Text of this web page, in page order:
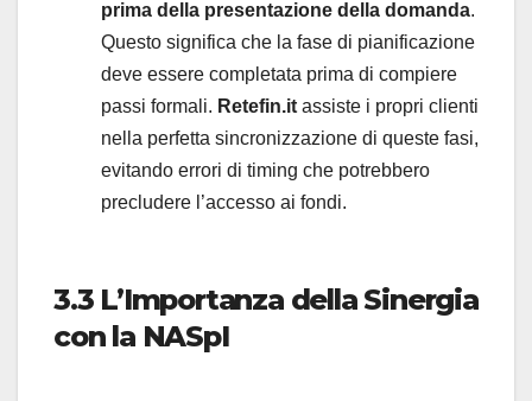
prima della presentazione della domanda.
Questo significa che la fase di pianificazione
deve essere completata prima di compiere
passi formali. Retefin.itassiste i propri clienti
nella perfetta sincronizzazione di queste fasi,
evitando errori di timing che potrebbero
precludere l’accesso ai fondi.
3.3 L’Importanza della Sinergia
con la NASpI